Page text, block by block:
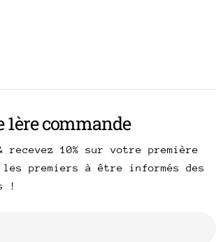
1ère commande
recevez 10% sur votre première
les premiers à être informés des
!